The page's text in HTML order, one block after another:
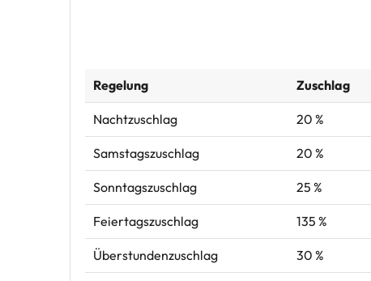
Regelung Zuschlag
Nachtzuschlag 20 %
Samstagszuschlag 20 %
Sonntagszuschlag 25 %
Feiertagszuschlag 135 %
Überstundenzuschlag 30 %